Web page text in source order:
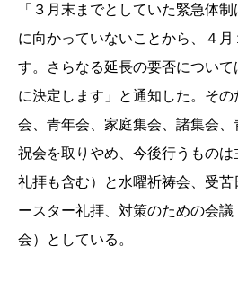
「３月末までとしていた緊急体
に向かっていないことから、４月
す。さらなる延長の要否につい
に決定します」と通知した。その
会、青年会、家庭集会、諸集会
祝会を取りやめ、今後行うもの
礼拝も含む）と水曜祈祷会、受苦
ースター礼拝、対策のための会
会）としている。